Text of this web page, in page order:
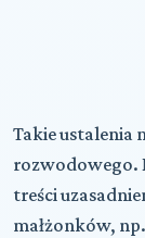
Takie ustalenia
rozwodowego.
treści
małżonków,